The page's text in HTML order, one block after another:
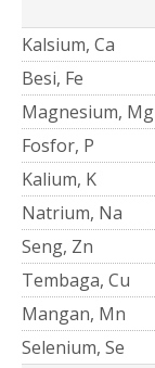
Kalsium, Ca
Besi, Fe
Magnesium, Mg
Fosfor, P
Kalium, K
Natrium, Na
Seng, Zn
Tembaga, Cu
Mangan, Mn
Selenium, Se